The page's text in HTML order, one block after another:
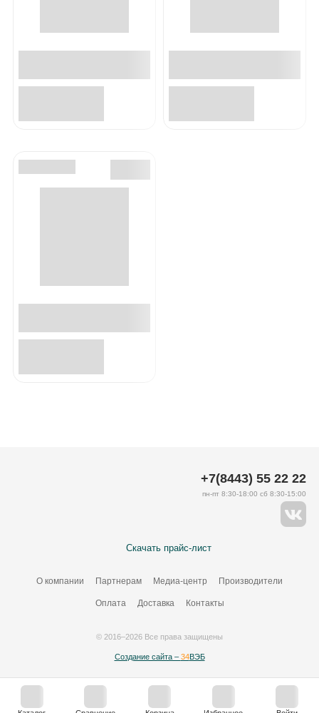
Скачать прайс-лист
О компании Партнерам Медиа-центр Производители
Оплата Доставка Контакты
+7(8443) 55 22 22
пн-пт 8:30-18:00 сб 8:30-15:00
© 2016–2026 Все права защищены
Создание сайта – 34ВЭБ